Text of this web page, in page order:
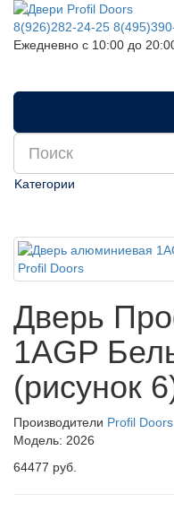
8(926)282-24-25
Ежедневно с 10:00 до
Kатегории
Дверь
1AGP
(рисунок
Производители Profil Doors
Модель: 2026
64477 руб.